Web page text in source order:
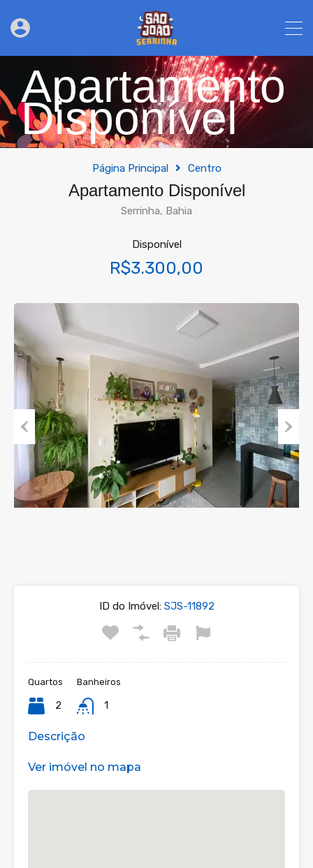
Apartamento
Disponível
Página Principal Centro
Apartamento Disponível
Serrinha, Bahia
Disponível
R$3.300,00
Previous Next
ID do Imóvel:SJS-11892
Quartos
2
Banheiros
1
Descrição
Ver imóvel no mapa